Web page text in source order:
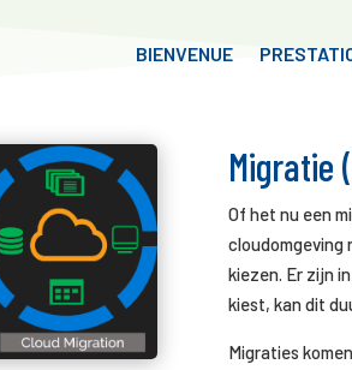
BIENVENUE
Of het nu een
cloudomgeving
kiezen. Er zijn
kiest, kan dit
Migraties